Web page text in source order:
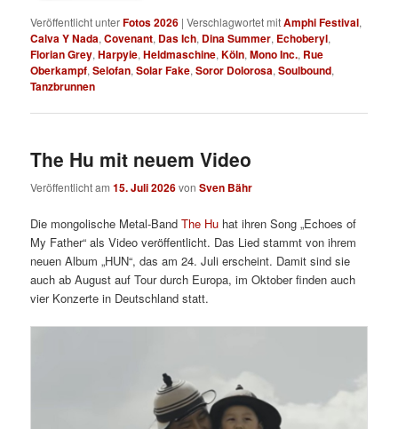
Veröffentlicht unterFotos 2026 |Verschlagwortet mitAmphi Festival,
Calva Y Nada,Covenant, Das Ich, Dina Summer, Echoberyl,
Florian Grey,Harpyie,Heldmaschine,Köln,Mono Inc., Rue
Oberkampf,Selofan,Solar Fake,Soror Dolorosa,Soulbound,
Tanzbrunnen
The Hu mit neuem Video
Veröffentlicht am15. Juli 2026vonSven Bähr
Die mongolische Metal-BandThe Hu hat ihren Song „Echoes of
My Father“ als Video veröffentlicht. Das Lied stammt von ihrem
neuen Album „HUN“, das am 24. Juli erscheint. Damit sind sie
auch ab August auf Tour durch Europa, im Oktober finden auch
vier Konzerte in Deutschland statt.